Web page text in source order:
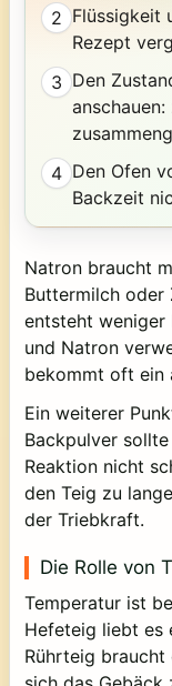
2 Flüssigkeit
Rezept
3 Den
4 Den Ofen
Backzeit
Natron braucht
Buttermilch oder
entsteht weniger
und Natron
bekommt oft ein
Ein weiterer
Backpulver
Reaktion nicht
den Teig zu
der Triebkraft.
Die Rolle von
Temperatur ist
Hefeteig liebt es
Rührteig